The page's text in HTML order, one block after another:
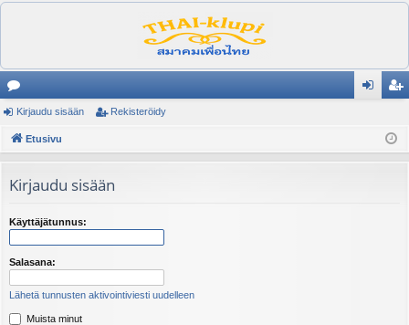
es
ku
el
ua
lu
ist
Kirjaudu sisään Rekisteröidy
Etusivu
Kirjaudu sisään
Käyttäjätunnus:
Salasana:
Lähetä tunnusten aktivointiviesti uudelleen
Muista minut